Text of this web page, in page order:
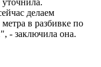
делаем
в разбивке по
- заключила она.